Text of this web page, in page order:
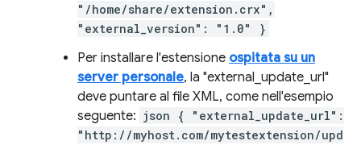
"/home/share/extension.crx",
"external_version": "1.0" }
Per installare l'estensione ospitata su un
server personale, la "external_update_url"
deve puntare al file XML, come nell'esempio
seguente: json { "external_update_url":
"http://myhost.com/mytestextension/upd